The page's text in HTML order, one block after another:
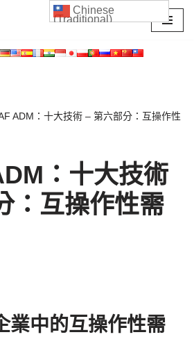
ADM：十大技術 – 第六部分：互操作性
：十大技術
：互操作性需
業中的互操作性需
Chinese
(Traditional)